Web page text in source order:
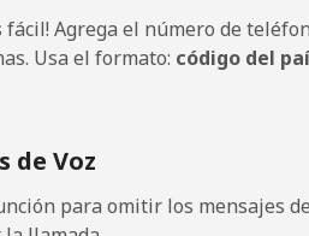
fácil! Agrega el número de
Usa el formato: código del
de Voz
para omitir los mensajes